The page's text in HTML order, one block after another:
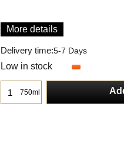
More details
Delivery time:5-7 Days
Low in stock
750ml